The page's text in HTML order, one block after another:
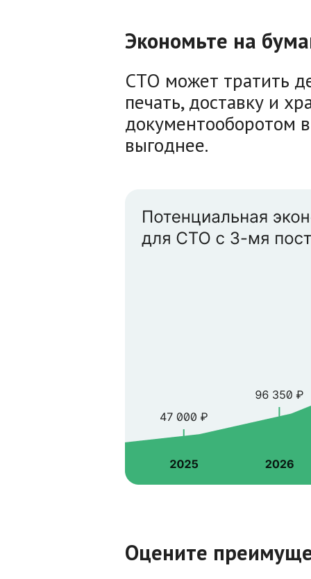
Экономьте на
СТО может тратить
печать, доставку и
документооборотом
выгоднее.
Оцените